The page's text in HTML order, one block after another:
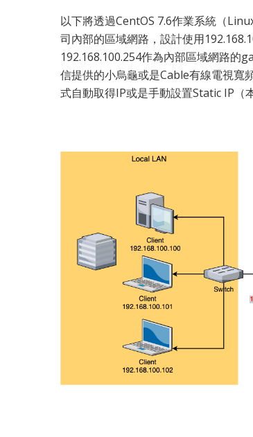
以下將透過CentOS 7.6作業系統（
司內部的區域網路，設計使用
192.168.100.254作為內部區域網路的
信提供的小烏龜或是Cable有線電視寬
式自動取得IP或是手動設置Static IP（